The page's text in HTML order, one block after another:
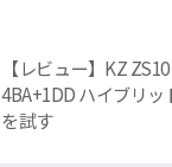
【レビュー】KZ
4BA+1DD ハイブリ
を試す